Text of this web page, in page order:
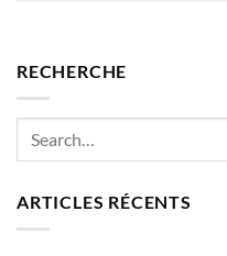
RECHERCHE
ARTICLES RÉCENTS